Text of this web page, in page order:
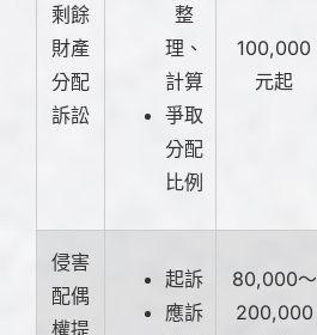
剩餘
財產
分配
訴訟
整
理、
計算
爭取
分配
比例
100,000
元起
侵害
配偶
權提
起訴
應訴
80,000～
200,000